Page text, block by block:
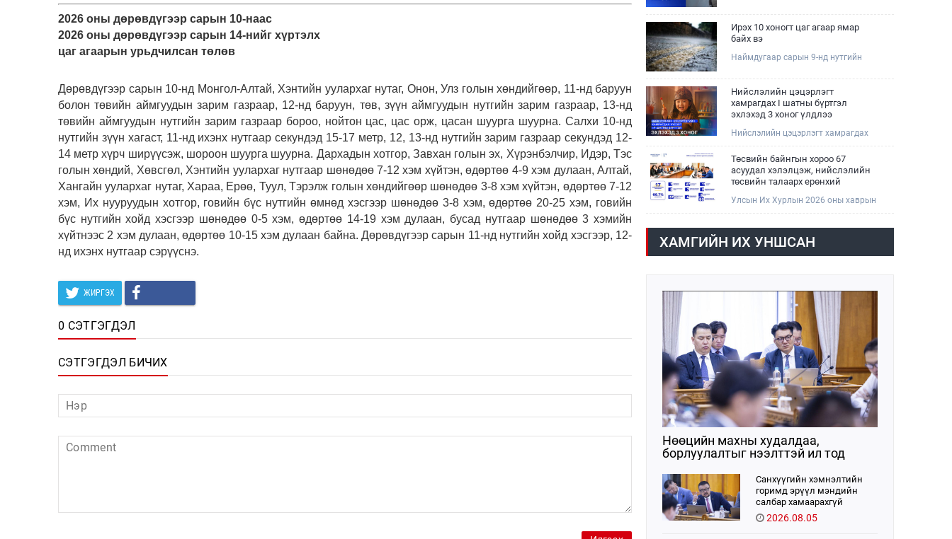
2026 оны дөрөвдүгээр сарын 10-наас
2026 оны дөрөвдүгээр сарын 14-нийг хүртэлх
цаг агаарын урьдчилсан төлөв
Дөрөвдүгээр сарын 10-нд Монгол-Алтай, Хэнтийн уулархаг нутаг, Онон, Улз голын хөндийгөөр, 11-нд баруун
болон төвийн аймгуудын зарим газраар, 12-нд баруун, төв, зүүн аймгуудын нутгийн зарим газраар, 13-нд
төвийн аймгуудын нутгийн зарим газраар бороо, нойтон цас, цас орж, цасан шуурга шуурна. Салхи 10-нд
нутгийн зүүн хагаст, 11-нд ихэнх нутгаар секундэд 15-17 метр, 12, 13-нд нутгийн зарим газраар секундэд 12-
14 метр хүрч ширүүсэж, шороон шуурга шуурна. Дархадын хотгор, Завхан голын эх, Хүрэнбэлчир, Идэр, Тэс
голын хөндий, Хөвсгөл, Хэнтийн уулархаг нутгаар шөнөдөө 7-12 хэм хүйтэн, өдөртөө 4-9 хэм дулаан, Алтай,
Хангайн уулархаг нутаг, Хараа, Ерөө, Туул, Тэрэлж голын хөндийгөөр шөнөдөө 3-8 хэм хүйтэн, өдөртөө 7-12
хэм, Их нууруудын хотгор, говийн бүс нутгийн өмнөд хэсгээр шөнөдөө 3-8 хэм, өдөртөө 20-25 хэм, говийн
бүс нутгийн хойд хэсгээр шөнөдөө 0-5 хэм, өдөртөө 14-19 хэм дулаан, бусад нутгаар шөнөдөө 3 хэмийн
хүйтнээс 2 хэм дулаан, өдөртөө 10-15 хэм дулаан байна. Дөрөвдүгээр сарын 11-нд нутгийн хойд хэсгээр, 12-
нд ихэнх нутгаар сэрүүснэ.
ЖИРГЭХ
0 СЭТГЭГДЭЛ
СЭТГЭГДЭЛ БИЧИХ
Ирэх 10 хоногт цаг агаар ямар
байх вэ
Наймдугаар сарын 9-нд нутгийн
хэсгээр ахиухан хэмжээний бороо
орох тул болзошгүй үер, усны
аюулаас анхаарна уу.
Нийслэлийн цэцэрлэгт
хамрагдах I шатны бүртгэл
эхлэхэд 3 хоног үлдлээ
Нийслэлийн цэцэрлэгт хамрагдах
өдрөөс 08 сарын 23-ны өдрийг
дуустал "E-Mongolia" платформоор
дамжуулан цахимаар хүлээн
авна.Хүүхдээ цэцэрлэгт хамруулах
үйлчилгээг авахдаа дараах
Төсвийн байнгын хороо 67
асуудал хэлэлцэж, нийслэлийн
төсвийн талаарх ерөнхий
байгуулсан байна
Улсын Их Хурлын 2026 оны хаврын
мэдүүлсэн хууль, Улсын Их Хурлын
бусад шийдвэрийн төслийг
хэлэлцүүлэх, Улсын Их Хурлын
хяналтыг хэрэгжүүлэх, хуульд
тусгайлан заасан асуудлаар Улсын
Их Хурлын тогтоолын төсөл
боловсруулах чиг үүргээ
хэрэгжүүлэн ажиллажээ.
ХАМГИЙН ИХ УНШСАН
Нөөцийн махны худалдаа,
борлуулалтыг нээлттэй ил тод
Санхүүгийн хэмнэлтийн
горимд эрүүл мэндийн
салбар хамаарахгүй
2026.08.05